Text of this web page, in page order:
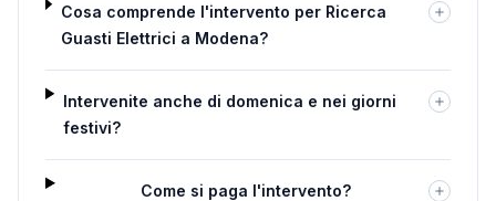
Cosa comprende l'intervento per Ricerca
Guasti Elettrici a Modena?
Intervenite anche di domenica e nei giorni
festivi?
Come si paga l'intervento?